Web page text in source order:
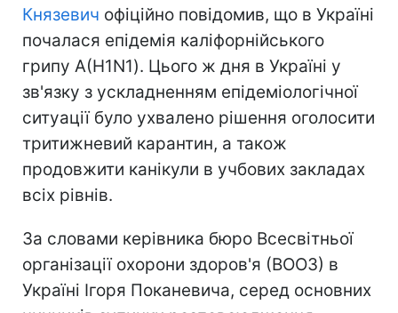
Князевич офіційно повідомив, що в Україні
почалася епідемія каліфорнійського
грипу А(H1N1). Цього ж дня в Україні у
зв'язку з ускладненням епідеміологічної
ситуації було ухвалено рішення оголосити
тритижневий карантин, а також
продовжити канікули в учбових закладах
всіх рівнів.
За словами керівника бюро Всесвітньої
організації охорони здоров'я (ВООЗ) в
Україні Ігоря Поканевича, серед основних